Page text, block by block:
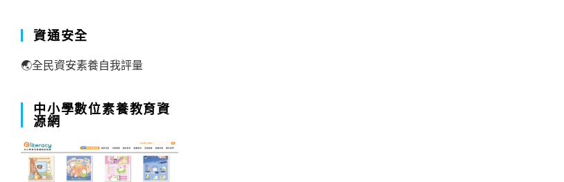
資通安全
🌏全民資安素養自我評量
中小學數位素養教育資
源網